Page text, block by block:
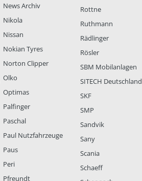
News Archiv
Nikola
Nissan
Nokian Tyres
Norton Clipper
Olko
Optimas
Palfinger
Paschal
Paul Nutzfahrzeuge
Paus
Peri
Pfreundt
Rottne
Ruthmann
Rädlinger
Rösler
SBM Mobilanlagen
SITECH Deutschland
SKF
SMP
Sandvik
Sany
Scania
Schaeff